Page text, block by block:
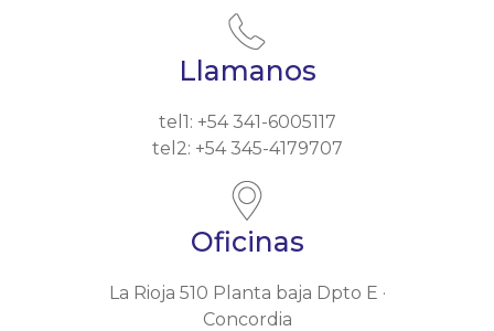
Llamanos
tel1: +54 341-6005117
tel2: +54 345-4179707
Oficinas
La Rioja 510 Planta baja Dpto E ·
Concordia